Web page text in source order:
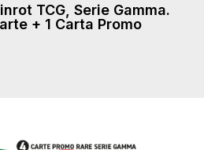
TCG, Serie Gamma.
+ 1 Carta Promo